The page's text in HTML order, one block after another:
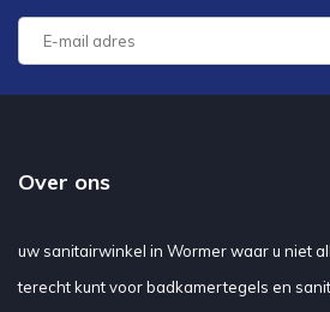
Over ons
uw sanitairwinkel in Wormer waar u niet
terecht kunt voor badkamertegels en